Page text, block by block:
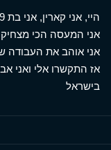
היי, אני קארין, אני בת 19
אני המעסה הכי
אני אוהב את העבודה
אז התקשרו אלי ואני
בישראל